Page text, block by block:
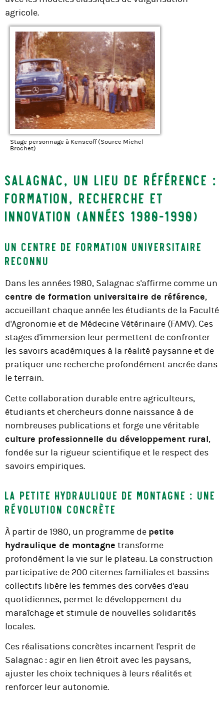
agricole.
Stage personnage à Kenscoff (Source Michel
Brochet)
Salagnac, un lieu de référence :
formation, recherche et
innovation (années 1980-1990)
Un centre de formation universitaire
reconnu
Dans les années 1980, Salagnac s'affirme comme un
centre de formation universitaire de référence,
accueillant chaque année les étudiants de la Faculté
d'Agronomie et de Médecine Vétérinaire (FAMV). Ces
stages d'immersion leur permettent de confronter
les savoirs académiques à la réalité paysanne et de
pratiquer une recherche profondément ancrée dans
le terrain.
Cette collaboration durable entre agriculteurs,
étudiants et chercheurs donne naissance à de
nombreuses publications et forge une véritable
culture professionnelle du développement rural,
fondée sur la rigueur scientifique et le respect des
savoirs empiriques.
La petite hydraulique de montagne : une
révolution concrète
À partir de 1980, un programme de petite
hydraulique de montagne transforme
profondément la vie sur le plateau. La construction
participative de 200 citernes familiales et bassins
collectifs libère les femmes des corvées d'eau
quotidiennes, permet le développement du
maraîchage et stimule de nouvelles solidarités
locales.
Ces réalisations concrètes incarnent l'esprit de
Salagnac : agir en lien étroit avec les paysans,
ajuster les choix techniques à leurs réalités et
renforcer leur autonomie.